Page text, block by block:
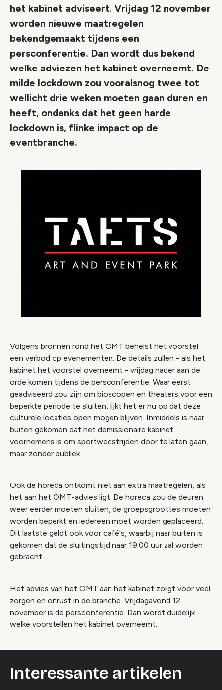
het kabinet adviseert. Vrijdag 12 november
worden nieuwe maatregelen
bekendgemaakt tijdens een
persconferentie. Dan wordt dus bekend
welke adviezen het kabinet overneemt. De
milde lockdown zou vooralsnog twee tot
wellicht drie weken moeten gaan duren en
heeft, ondanks dat het geen harde
lockdown is, flinke impact op de
eventbranche.
Volgens bronnen rond het OMT behelst het voorstel
een verbod op evenementen. De details zullen - als het
kabinet het voorstel overneemt - vrijdag nader aan de
orde komen tijdens de persconferentie. Waar eerst
geadviseerd zou zijn om bioscopen en theaters voor een
beperkte periode te sluiten, lijkt het er nu op dat deze
culturele locaties open mogen blijven. Inmiddels is naar
buiten gekomen dat het demissionaire kabinet
voornemens is om sportwedstrijden door te laten gaan,
maar zonder publiek.
Ook de horeca ontkomt niet aan extra maatregelen, als
het aan het OMT-advies ligt. De horeca zou de deuren
weer eerder moeten sluiten, de groepsgroottes moeten
worden beperkt en iedereen moet worden geplaceerd.
Dit laatste geldt ook voor café's, waarbij naar buiten is
gekomen dat de sluitingstijd naar 19.00 uur zal worden
gebracht.
Het advies van het OMT aan het kabinet zorgt voor veel
zorgen en onrust in de branche. Vrijdagavond 12
november is de persconferentie. Dan wordt duidelijk
welke voorstellen het kabinet overneemt.
Interessante artikelen